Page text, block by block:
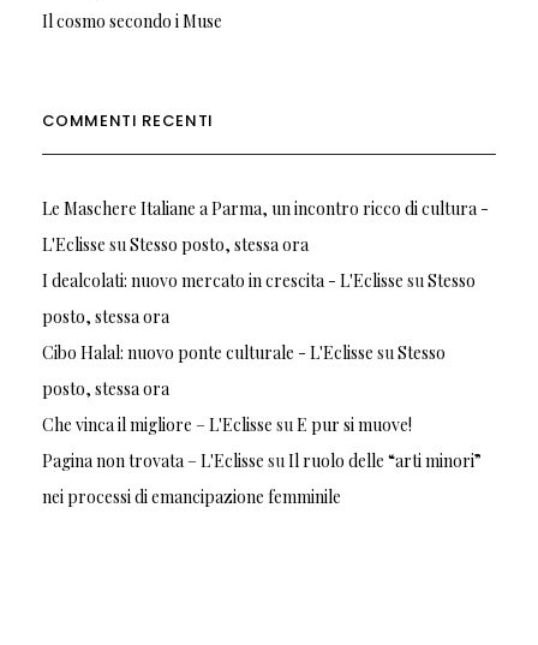
Il cosmo secondo i Muse
COMMENTI RECENTI
Le Maschere Italiane a Parma, un incontro ricco di cultura -
L'Eclisse su Stesso posto, stessa ora
I dealcolati: nuovo mercato in crescita - L'Eclisse su Stesso
posto, stessa ora
Cibo Halal: nuovo ponte culturale - L'Eclisse su Stesso
posto, stessa ora
Che vinca il migliore – L'Eclisse su E pur si muove!
Pagina non trovata – L'Eclisse su Il ruolo delle “arti minori”
nei processi di emancipazione femminile